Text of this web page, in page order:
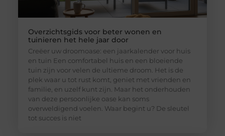
Overzichtsgids voor beter wonen en
tuinieren het hele jaar door
Creëer uw droomoase: een jaarkalender voor huis
en tuin Een comfortabel huis en een bloeiende
tuin zijn voor velen de ultieme droom. Het is de
plek waar u tot rust komt, geniet met vrienden en
familie, en uzelf kunt zijn. Maar het onderhouden
van deze persoonlijke oase kan soms
overweldigend voelen. Waar begint u? De sleutel
tot succes is niet